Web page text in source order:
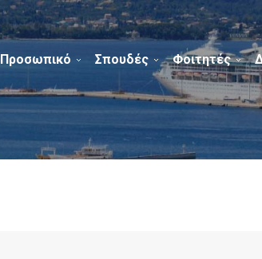
Προσωπικό Σπουδές Φοιτητές